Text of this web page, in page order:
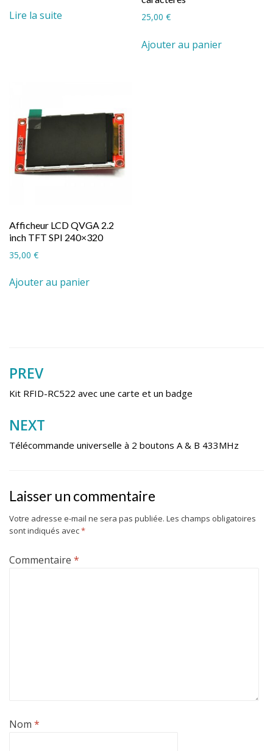
Lire la suite
25,00€
Ajouter au panier
Afficheur LCD QVGA 2.2
inch TFT SPI 240×320
35,00 €
Ajouter au panier
Navigation
de
l’article
PREV
Kit RFID-RC522 avec une carte et un badge
NEXT
Télécommande universelle à 2 boutons A & B 433MHz
Laisser un commentaire
Votre adresse e-mail ne sera pas publiée. Les champs obligatoires
sont indiqués avec*
Commentaire *
Nom *